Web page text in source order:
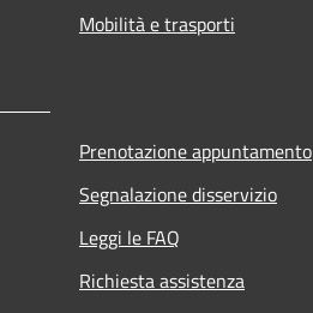
Mobilità e trasporti
Prenotazione appuntamento
Segnalazione disservizio
Leggi le FAQ
Richiesta assistenza